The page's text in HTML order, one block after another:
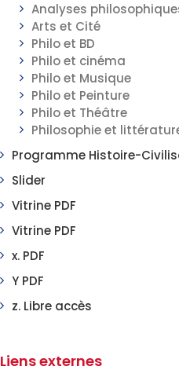
Analyses
Arts et Cité
Philo et BD
Philo et cinéma
Philo et Musique
Philo et Peinture
Philo et Théâtre
Philosophie et
Programme Histoire-
Slider
Vitrine PDF
Vitrine PDF
x. PDF
Y PDF
z. Libre accès
Liens externes